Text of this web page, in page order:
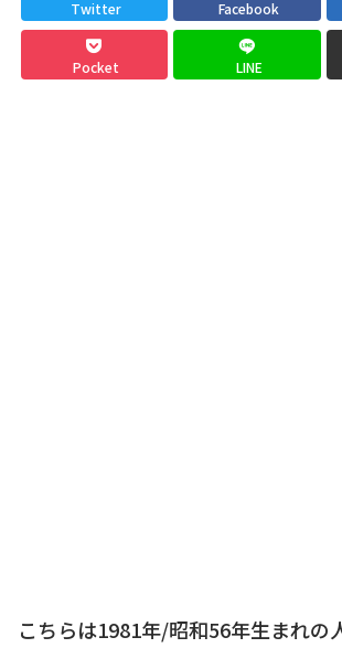
Twitter Facebook
Pocket LINE
こちらは1981年/昭和56年生まれの